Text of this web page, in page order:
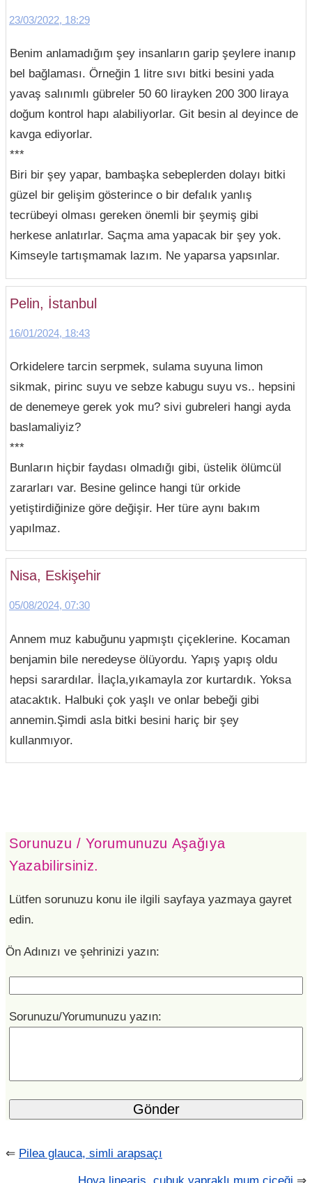
23/03/2022, 18:29
Benim anlamadığım şey insanların garip şeylere inanıp
bel bağlaması. Örneğin 1 litre sıvı bitki besini yada
yavaş salınımlı gübreler 50 60 lirayken 200 300 liraya
doğum kontrol hapı alabiliyorlar. Git besin al deyince de
kavga ediyorlar.
***
Biri bir şey yapar, bambaşka sebeplerden dolayı bitki
güzel bir gelişim gösterince o bir defalık yanlış
tecrübeyi olması gereken önemli bir şeymiş gibi
herkese anlatırlar. Saçma ama yapacak bir şey yok.
Kimseyle tartışmamak lazım. Ne yaparsa yapsınlar.
Pelin, İstanbul
16/01/2024, 18:43
Orkidelere tarcin serpmek, sulama suyuna limon
sikmak, pirinc suyu ve sebze kabugu suyu vs.. hepsini
de denemeye gerek yok mu? sivi gubreleri hangi ayda
baslamaliyiz?
***
Bunların hiçbir faydası olmadığı gibi, üstelik ölümcül
zararları var. Besine gelince hangi tür orkide
yetiştirdiğinize göre değişir. Her türe aynı bakım
yapılmaz.
Nisa, Eskişehir
05/08/2024, 07:30
Annem muz kabuğunu yapmıştı çiçeklerine. Kocaman
benjamin bile neredeyse ölüyordu. Yapış yapış oldu
hepsi sarardılar. İlaçla,yıkamayla zor kurtardık. Yoksa
atacaktık. Halbuki çok yaşlı ve onlar bebeği gibi
annemin.Şimdi asla bitki besini hariç bir şey
kullanmıyor.
Sorunuzu / Yorumunuzu Aşağıya
Yazabilirsiniz.
Lütfen sorunuzu konu ile ilgili sayfaya yazmaya gayret
edin.
Ön Adınızı ve şehrinizi yazın:
Sorunuzu/Yorumunuzu yazın:
⇐ Pilea glauca, simli arapsaçı
Hoya linearis, çubuk yapraklı mum çiçeği ⇒